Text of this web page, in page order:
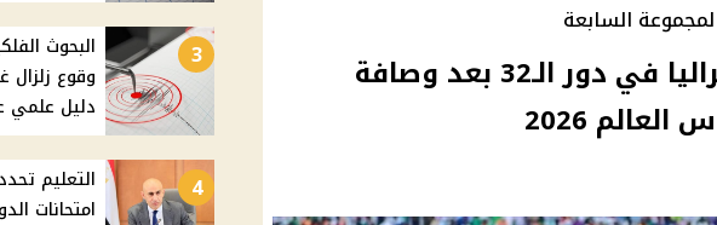
السابعة
منتخب مصر يصطدم بأستراليا في دور الـ32 بعد وصافة
2026
3
البحوث
دليل علمي
4
التعليم